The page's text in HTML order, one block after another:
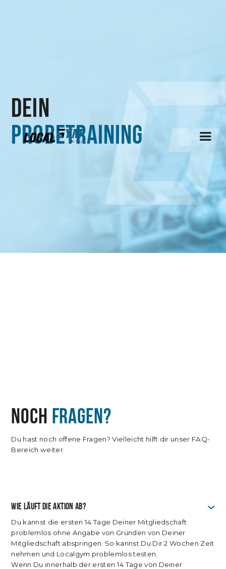
dein
Probetraining
NOCH FRAGEN?
Du hast noch offene Fragen? Vielleicht hilft dir unser FAQ-
Bereich weiter.
Wie läuft die aktion ab?
Du kannst die ersten 14 Tage Deiner Mitgliedschaft
problemlos ohne Angabe von Gründen von Deiner
Mitgliedschaft abspringen. So kannst Du Dir 2 Wochen Zeit
nehmen und Localgym problemlos testen.
Wenn Du innerhalb der ersten 14 Tage von Deiner